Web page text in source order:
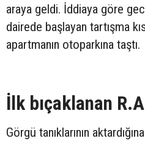
araya geldi. İddiaya göre
dairede başlayan tartışma
apartmanın otoparkına taştı.
İlk bıçaklanan
Görgü tanıklarının